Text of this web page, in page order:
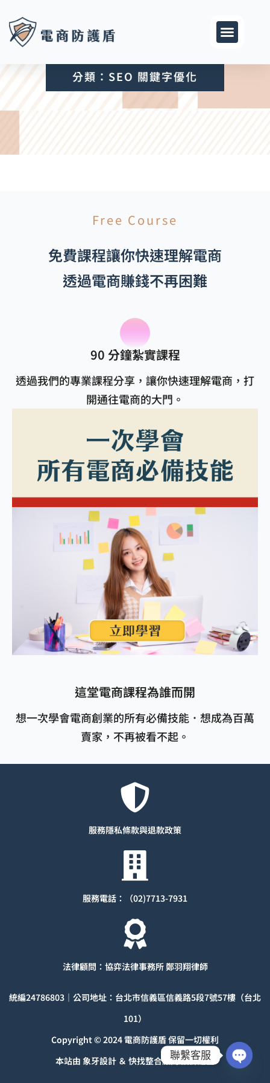
內
分類：SEO 關鍵字優化
Free Course
免費課程讓你快速理解電商
透過電商賺錢不再困難
90 分鐘紮實課程
透過我們的專業課程分享，讓你快速理解電商，打
開通往電商的大門。
這堂電商課程為誰而開
想一次學會電商創業的所有必備技能．想成為百萬
賣家，不再被看不起。
服務隱私條款與退款政策
服務電話：（02)7713-7931
法律顧問：協弈法律事務所 鄭羽翔律師
統編24786803 ｜公司地址：台北市信義區信義路5段7號57樓（台北
101）
Copyright © 2024 電商防護盾 保留一切權利
本站由 象牙設計 ＆ 快找整合顧問設計建置
聯繫客服
Open